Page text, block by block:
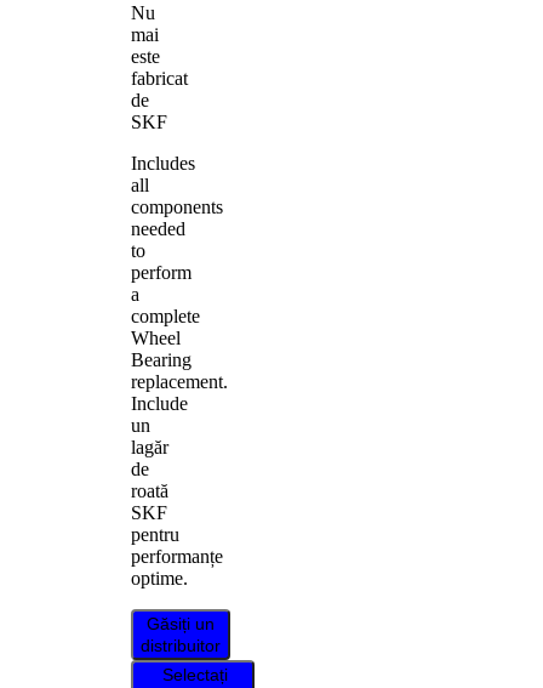
Nu
mai
este
fabricat
de
SKF
Includes
all
components
needed
to
perform
a
complete
Wheel
Bearing
replacement.
Include
un
lagăr
de
roată
SKF
pentru
performanțe
optime.
Găsiți un
distribuitor
Selectați